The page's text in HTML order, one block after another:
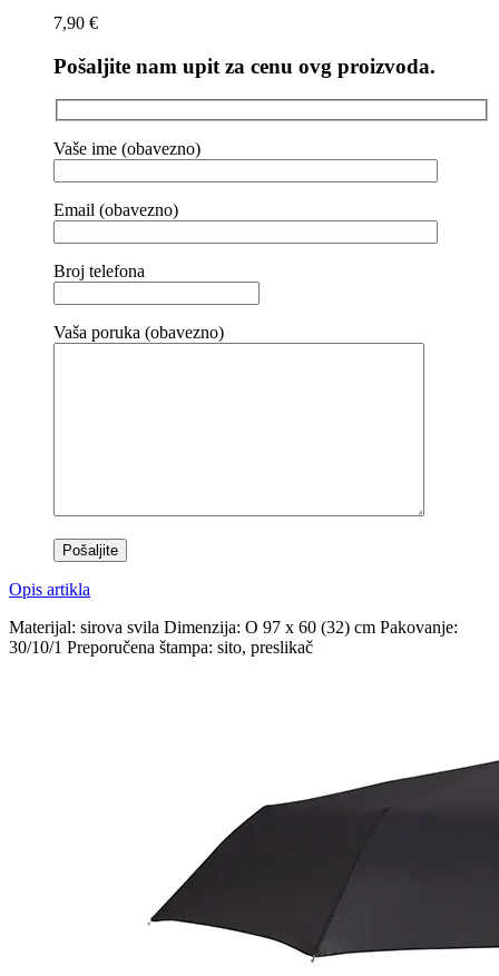
7,90 €
Pošaljite nam upit za cenu ovg proizvoda.
Vaše ime (obavezno)
Email (obavezno)
Broj telefona
Vaša poruka (obavezno)
Opis artikla
Materijal: sirova svila Dimenzija: O 97 x 60 (32) cm Pakovanje:
30/10/1 Preporučena štampa: sito, preslikač